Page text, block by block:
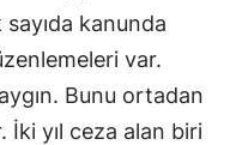
kanunda
var.
Bunu ortadan
İki yıl ceza alan biri